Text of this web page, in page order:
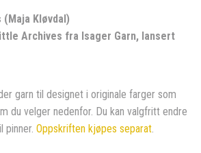
Kløvdal)
Archives fra Isager Garn, lansert
garn til designet i originale farger som
du velger nedenfor. Du kan valgfritt endre
pinner. Oppskriften kjøpes separat.